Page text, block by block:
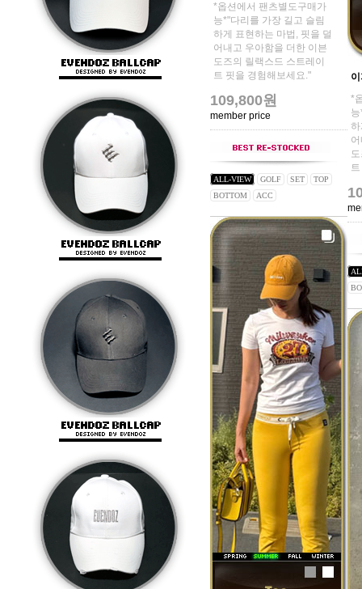
*옵션에서 팬츠별도구매가
능*"다리를 가장 길고 슬림
하게 표현하는 마법, 핏을 덜
어내고 우아함을 더한 이븐
도즈의 릴랙스드 스트레이
트 핏을 경험해보세요."
109,800원
member price
ALL-VIEW GOLF SET
TOP
BOTTOM
ACC
*
하